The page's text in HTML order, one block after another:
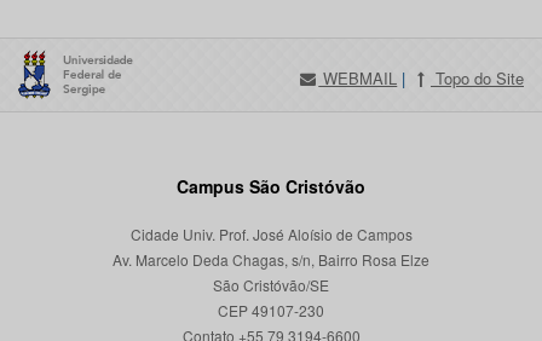
WEBMAIL | Topo do Site
Campus São Cristóvão
Cidade Univ. Prof. José Aloísio de Campos
Av. Marcelo Deda Chagas, s/n, Bairro Rosa Elze
São Cristóvão/SE
CEP 49107-230